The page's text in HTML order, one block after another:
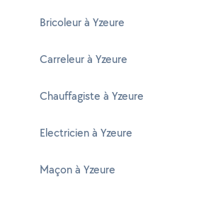
Bricoleur à Yzeure
Carreleur à Yzeure
Chauffagiste à Yzeure
Electricien à Yzeure
Maçon à Yzeure